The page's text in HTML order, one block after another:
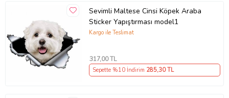
Sevimli Maltese Cinsi Köpek Araba
Sticker Yapıştırması model1
Kargo ile Teslimat
317,00 TL
Sepette %10 İndirim 285,30 TL